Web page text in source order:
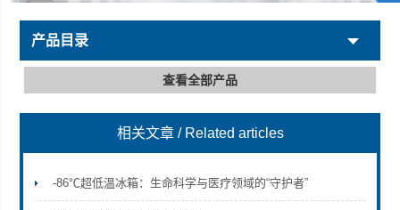
产品目录
查看全部产品
相关文章 / Related articles
-86℃超低温冰箱：生命科学与医疗领域的“守护者”